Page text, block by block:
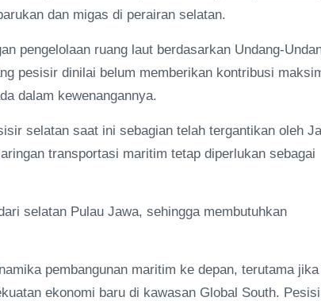
dan migas di perairan selatan.
pengelolaan ruang laut berdasarkan Undang-
pesisir dinilai belum memberikan kontribusi
dalam kewenangannya.
selatan saat ini sebagian telah tergantikan oleh
transportasi maritim tetap diperlukan sebagai
selatan Pulau Jawa, sehingga membutuhkan
pembangunan maritim ke depan, terutama jika
ekonomi baru di kawasan Global South.